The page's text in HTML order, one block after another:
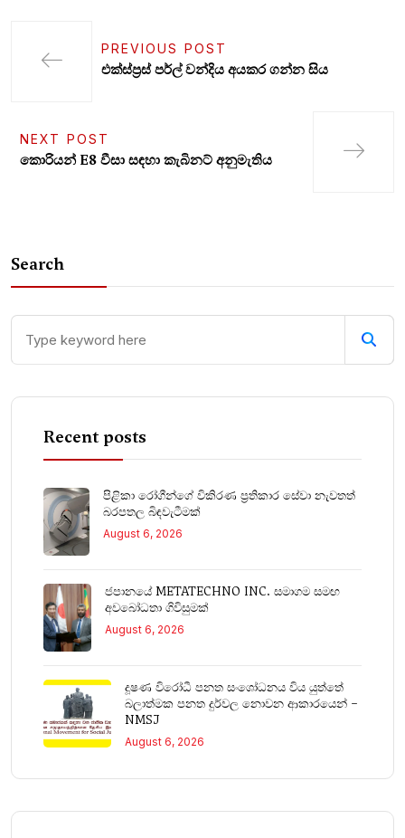
PREVIOUS POST
එක්ස්ප්‍රස් පර්ල් වන්දිය අයකර ගන්න සිය
NEXT POST
කොරියන් E8 වීසා සඳහා කැබිනට් අනුමැතිය
Search
Recent posts
පිළිකා රෝගීන්ගේ විකිරණ ප්‍රතිකාර සේවා නැවතත්
බරපතල බිඳවැටීමක්
August 6, 2026
ජපානයේ METATECHNO INC. සමාගම සමඟ
අවබෝධතා ගිවිසුමක්
August 6, 2026
දූෂණ විරෝධී පනත සංශෝධනය විය යුත්තේ
බලාත්මක පනත දුර්වල නොවන ආකාරයෙන් –
NMSJ
August 6, 2026